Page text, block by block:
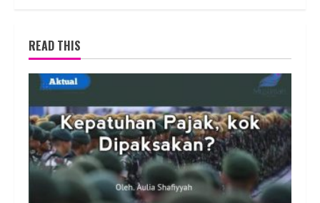
READ THIS